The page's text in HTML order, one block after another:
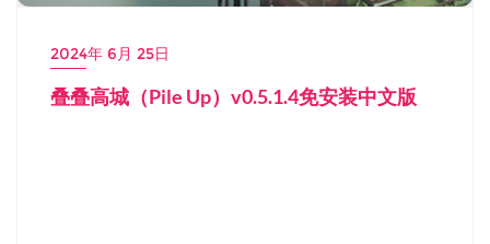
2024年 6月 25日
叠叠高城（Pile Up）v0.5.1.4免安装中文版